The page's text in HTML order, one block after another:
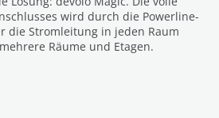
wird durch die Powerline-
die Stromleitung in jeden Raum
Räume und Etagen.